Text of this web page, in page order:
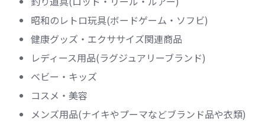
昭和のレトロ玩具(ボードゲーム・ソフビ)
健康グッズ・エクササイズ関連商品
レディース用品(ラグジュアリーブランド)
ベビー・キッズ
コスメ・美容
メンズ用品(ナイキやプーマなどブランド品や衣類)